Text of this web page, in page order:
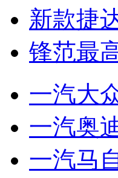
新款捷
锋范最
一汽大
一汽奥
一汽马